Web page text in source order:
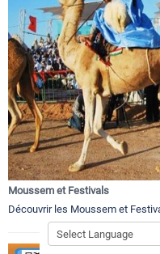
Moussem et Festivals
Découvrir les Moussem et